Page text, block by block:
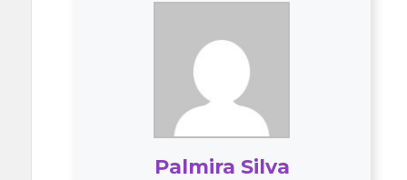
Palmira Silva